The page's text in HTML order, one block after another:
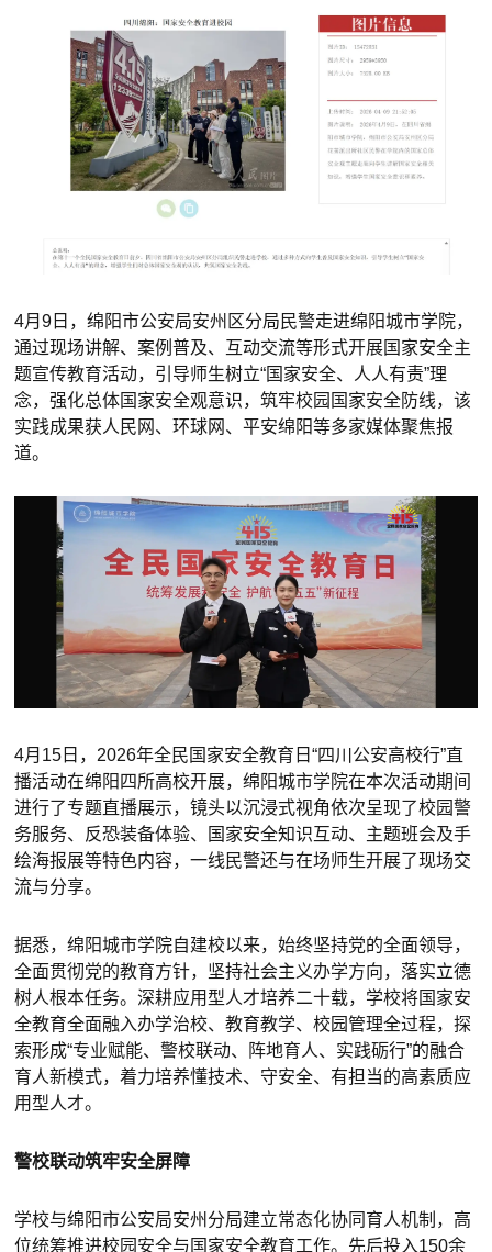
4月9日，绵阳市公安局安州区分局民警走进绵阳城市学院，
通过现场讲解、案例普及、互动交流等形式开展国家安全主
题宣传教育活动，引导师生树立“国家安全、人人有责”理
念，强化总体国家安全观意识，筑牢校园国家安全防线，该
实践成果获人民网、环球网、平安绵阳等多家媒体聚焦报
道。
4月15日，2026年全民国家安全教育日“四川公安高校行”直
播活动在绵阳四所高校开展，绵阳城市学院在本次活动期间
进行了专题直播展示，镜头以沉浸式视角依次呈现了校园警
务服务、反恐装备体验、国家安全知识互动、主题班会及手
绘海报展等特色内容，一线民警还与在场师生开展了现场交
流与分享。
据悉，绵阳城市学院自建校以来，始终坚持党的全面领导，
全面贯彻党的教育方针，坚持社会主义办学方向，落实立德
树人根本任务。深耕应用型人才培养二十载，学校将国家安
全教育全面融入办学治校、教育教学、校园管理全过程，探
索形成“专业赋能、警校联动、阵地育人、实践砺行”的融合
育人新模式，着力培养懂技术、守安全、有担当的高素质应
用型人才。
警校联动筑牢安全屏障
学校与绵阳市公安局安州分局建立常态化协同育人机制，高
位统筹推进校园安全与国家安全教育工作。先后投入150余